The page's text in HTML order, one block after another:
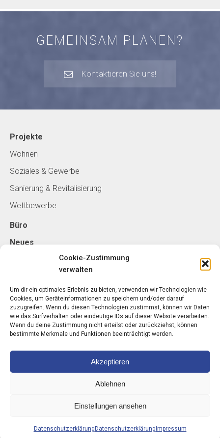
Cookie-Zustimmung
verwalten
Um dir ein optimales Erlebnis zu bieten, verwenden wir Technologien wie
Cookies, um Geräteinformationen zu speichern und/oder darauf
zuzugreifen. Wenn du diesen Technologien zustimmst, können wir Daten
wie das Surfverhalten oder eindeutige IDs auf dieser Website verarbeiten.
Wenn du deine Zustimmung nicht erteilst oder zurückziehst, können
bestimmte Merkmale und Funktionen beeinträchtigt werden.
Akzeptieren
Ablehnen
Einstellungen ansehen
Datenschutzerklärung Datenschutzerklärung Impressum
GEMEINSAM PLANEN?
Kontaktieren Sie uns!
Projekte
Wohnen
Soziales & Gewerbe
Sanierung & Revitalisierung
Wettbewerbe
Büro
Neues
schorn - architektur ZT GmbH
Belgradplatz 5/5
1100 Wien
arch-schorn.com
schorn – architektur ZT GmbH |
Datenschutzerklärung